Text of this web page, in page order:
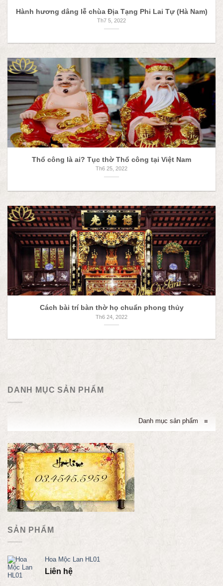
Hành hương dâng lễ chùa Địa Tạng Phi Lai Tự (Hà Nam)
Th7 5, 2022
Thổ công là ai? Tục thờ Thổ công tại Việt Nam
Th6 25, 2022
Cách bài trí bàn thờ họ chuẩn phong thủy
Th6 24, 2022
DANH MỤC SẢN PHẨM
Danh mục sản phẩm ≡
SẢN PHẨM
Hoa Mộc Lan HL01
Liên hệ